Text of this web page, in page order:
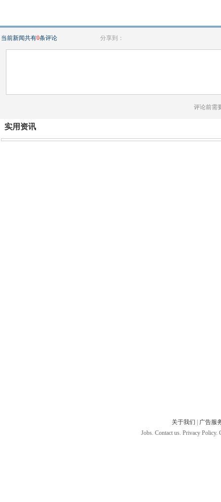
当前新闻共有0条评论 分享到：
评论前需
实用资讯
关于我们
广告服
Jobs. Contact us. Privacy